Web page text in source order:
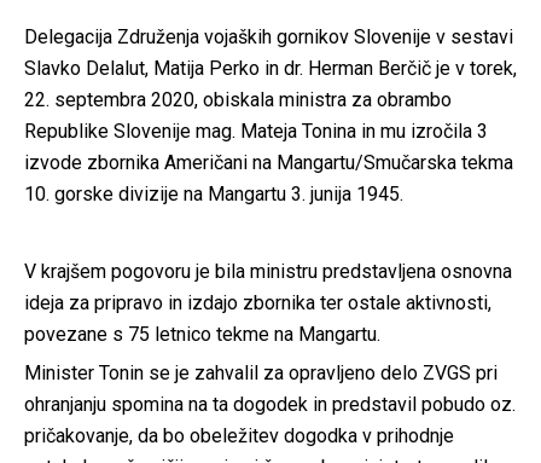
Delegacija Združenja vojaških gornikov Slovenije v sestavi
Slavko Delalut, Matija Perko in dr. Herman Berčič je v torek,
22. septembra 2020, obiskala ministra za obrambo
Republike Slovenije mag. Mateja Tonina in mu izročila 3
izvode zbornika Američani na Mangartu/Smučarska tekma
10. gorske divizije na Mangartu 3. junija 1945.
V krajšem pogovoru je bila ministru predstavljena osnovna
ideja za pripravo in izdajo zbornika ter ostale aktivnosti,
povezane s 75 letnico tekme na Mangartu.
Minister Tonin se je zahvalil za opravljeno delo ZVGS pri
ohranjanju spomina na ta dogodek in predstavil pobudo oz.
pričakovanje, da bo obeležitev dogodka v prihodnje